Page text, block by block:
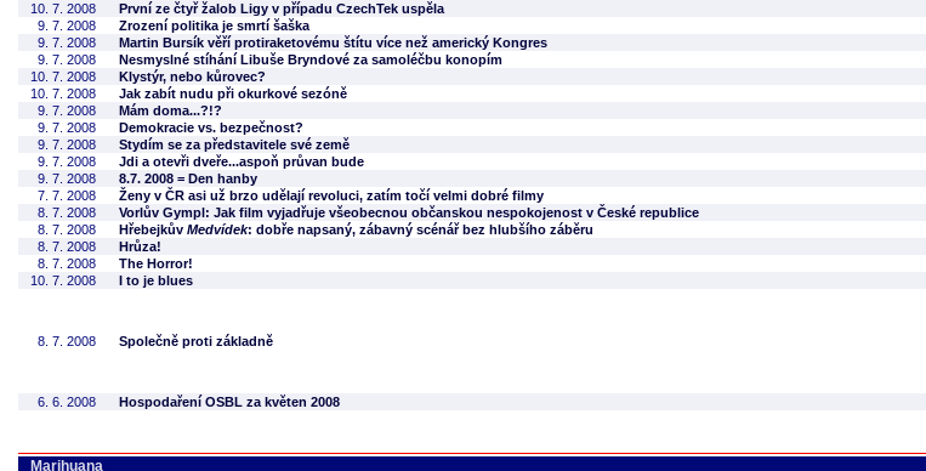
10. 7. 2008
První ze čtyř žalob Ligy v případu CzechTek uspěla
9. 7. 2008
Zrození politika je smrtí šaška
9. 7. 2008
Martin Bursík věří protiraketovému štítu více než americký Kongres
9. 7. 2008
Nesmyslné stíhání Libuše Bryndové za samoléčbu konopím
10. 7. 2008
Klystýr, nebo kůrovec?
10. 7. 2008
Jak zabít nudu při okurkové sezóně
9. 7. 2008
Mám doma...?!?
9. 7. 2008
Demokracie vs. bezpečnost?
9. 7. 2008
Stydím se za představitele své země
9. 7. 2008
Jdi a otevři dveře...aspoň průvan bude
9. 7. 2008
8.7. 2008 = Den hanby
7. 7. 2008
Ženy v ČR asi už brzo udělají revoluci, zatím točí velmi dobré filmy
8. 7. 2008
Vorlův Gympl: Jak film vyjadřuje všeobecnou občanskou nespokojenost v České republice
8. 7. 2008
Hřebejkův Medvídek: dobře napsaný, zábavný scénář bez hlubšího záběru
8. 7. 2008
Hrůza!
8. 7. 2008
The Horror!
10. 7. 2008
I to je blues
8. 7. 2008 Společně proti základně
6. 6. 2008
Hospodaření OSBL za květen 2008
Marihuana